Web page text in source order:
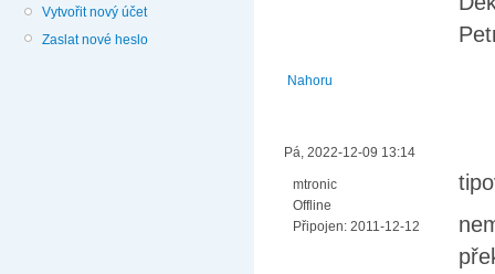
Vytvořit nový účet
Zaslat nové heslo
Nahoru
Pá, 2022-12-09 13:14
mtronic
Offline
Připojen: 2011-12-12